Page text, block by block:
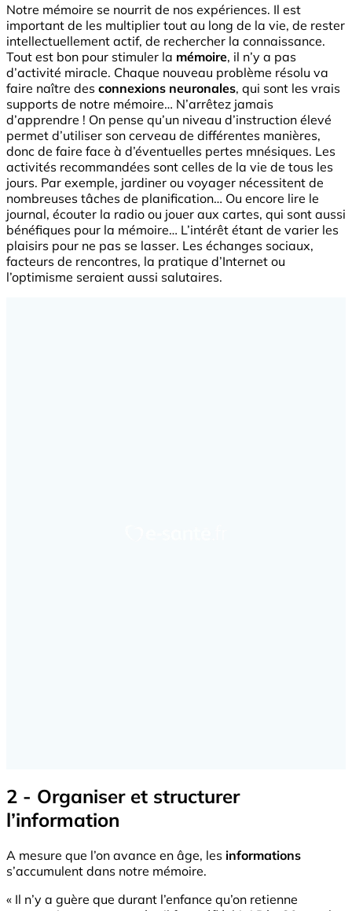
Notre mémoire se nourrit de nos expériences. Il est
important de les multiplier tout au long de la vie, de rester
intellectuellement actif, de rechercher la connaissance.
Tout est bon pour stimuler la mémoire, il n’y a pas
d’activité miracle. Chaque nouveau problème résolu va
faire naître des connexions neuronales, qui sont les vrais
supports de notre mémoire… N’arrêtez jamais
d’apprendre ! On pense qu’un niveau d’instruction élevé
permet d’utiliser son cerveau de différentes manières,
donc de faire face à d’éventuelles pertes mnésiques. Les
activités recommandées sont celles de la vie de tous les
jours. Par exemple, jardiner ou voyager nécessitent de
nombreuses tâches de planification… Ou encore lire le
journal, écouter la radio ou jouer aux cartes, qui sont aussi
bénéfiques pour la mémoire… L’intérêt étant de varier les
plaisirs pour ne pas se lasser. Les échanges sociaux,
facteurs de rencontres, la pratique d’Internet ou
l’optimisme seraient aussi salutaires.
2 - Organiser et structurer
l’information
A mesure que l’on avance en âge, les informations
s’accumulent dans notre mémoire.
« Il n’y a guère que durant l’enfance qu’on retienne